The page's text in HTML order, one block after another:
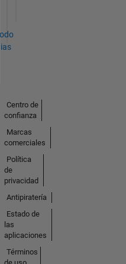
Centro de
confianza
Marcas
comerciales
Política
de
privacidad
Antipiratería
Estado de
las
aplicaciones
Términos